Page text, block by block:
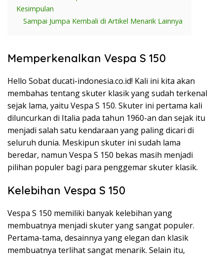
Kesimpulan
Sampai Jumpa Kembali di Artikel Menarik Lainnya
Memperkenalkan Vespa S 150
Hello Sobat ducati-indonesia.co.id! Kali ini kita akan
membahas tentang skuter klasik yang sudah terkenal
sejak lama, yaitu Vespa S 150. Skuter ini pertama kali
diluncurkan di Italia pada tahun 1960-an dan sejak itu
menjadi salah satu kendaraan yang paling dicari di
seluruh dunia. Meskipun skuter ini sudah lama
beredar, namun Vespa S 150 bekas masih menjadi
pilihan populer bagi para penggemar skuter klasik.
Kelebihan Vespa S 150
Vespa S 150 memiliki banyak kelebihan yang
membuatnya menjadi skuter yang sangat populer.
Pertama-tama, desainnya yang elegan dan klasik
membuatnya terlihat sangat menarik. Selain itu,